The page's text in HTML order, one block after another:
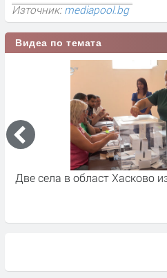
Източник:mediapool.bg
Видеа по темата
Две села в област Хасково